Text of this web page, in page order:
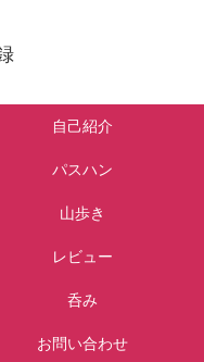
自己紹介
パスハン
山歩き
レビュー
呑み
お問い合わせ